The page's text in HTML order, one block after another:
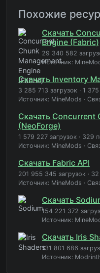
Похожие
Скачать
Engine (Fabric)
29 340 582
Источник:
Скачать Inventory
3 285 713 загрузок · 1
Источник: MineMods ·
Скачать Concurrent
(NeoForge)
1 579 227 загрузок · 329
Источник: MineMods ·
Скачать Fabric API
201 955 345 загрузок ·
Источник: MineMods ·
Скачать
154 221 372
Источник:
Скачать Iris
131 801 686
Источник: